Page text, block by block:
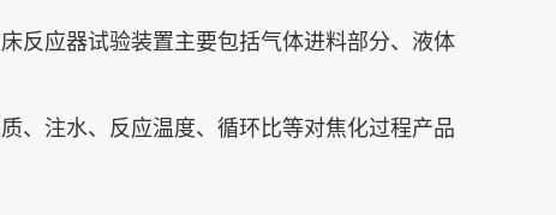
反应器试验装置主要包括气体进料部分、液体
、注水、反应温度、循环比等对焦化过程产品